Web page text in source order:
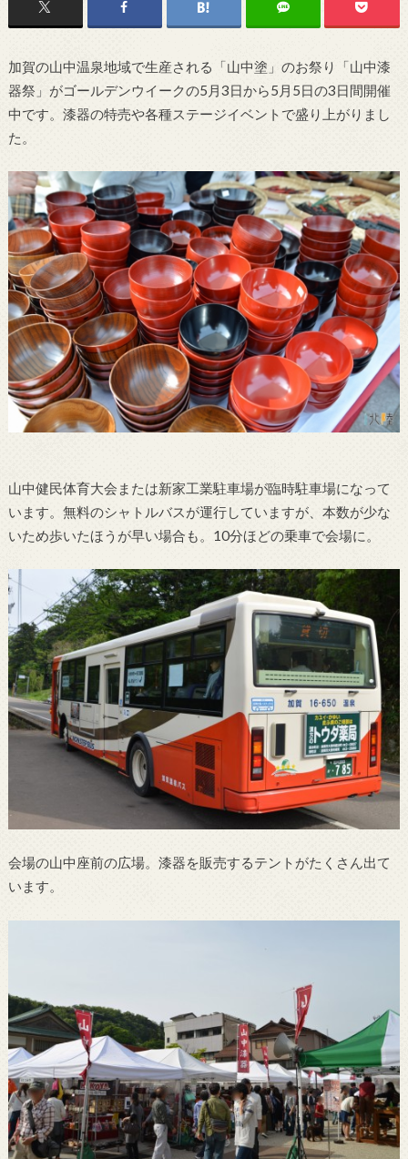
加賀の山中温泉地域で生産される「山中塗」のお祭り「山中漆
器祭」がゴールデンウイークの5月3日から5月5日の3日間開催
中です。漆器の特売や各種ステージイベントで盛り上がりまし
た。
山中健民体育大会または新家工業駐車場が臨時駐車場になって
います。無料のシャトルバスが運行していますが、本数が少な
いため歩いたほうが早い場合も。10分ほどの乗車で会場に。
会場の山中座前の広場。漆器を販売するテントがたくさん出て
います。